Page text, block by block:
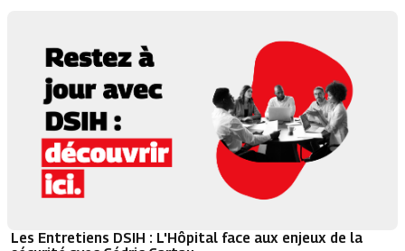
Les Entretiens DSIH : L'Hôpital face aux enjeux de la